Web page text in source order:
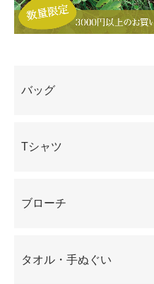
バッグ
Tシャツ
ブローチ
タオル・手ぬぐい